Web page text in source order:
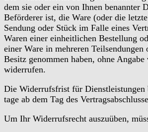
dem sie oder ein von Ihnen benannter
Beförderer ist, die Ware (oder die
Sendung oder Stück im Falle eines
Waren einer einheitlichen Bestellung
einer Ware in mehreren Teilsendungen
Besitz genommen haben, ohne
widerrufen.
Die Widerrufsfrist für Dienstleistungen
tage ab dem Tag des
Um Ihr Widerrufsrecht auszuüben,